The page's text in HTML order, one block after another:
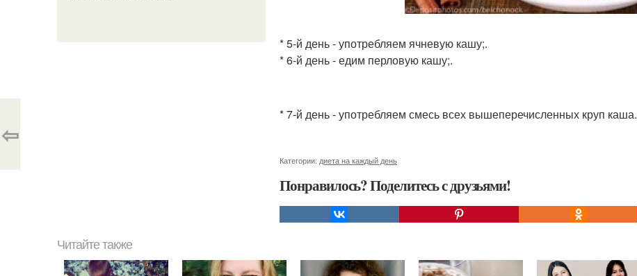
* 5-й день - употребляем ячневую кашу;.
* 6-й день - едим перловую кашу;.
* 7-й день - употребляем смесь всех вышеперечисленных круп каша.
Категории: диета на каждый день
Понравилось? Поделитесь с друзьями!
⇦
Читайте также